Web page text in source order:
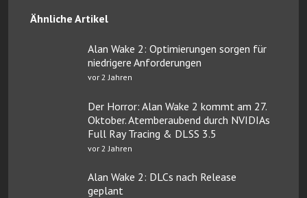
Ähnliche Artikel
Alan Wake 2: Optimierungen sorgen für
niedrigere Anforderungen
vor 2 Jahren
Der Horror: Alan Wake 2 kommt am 27.
Oktober. Atemberaubend durch NVIDIAs
Full Ray Tracing & DLSS 3.5
vor 2 Jahren
Alan Wake 2: DLCs nach Release
geplant